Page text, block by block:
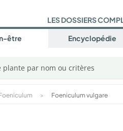
LES DOSSIERS
être Encyclopédie
plante par nom ou critères
> Foeniculum vulgare